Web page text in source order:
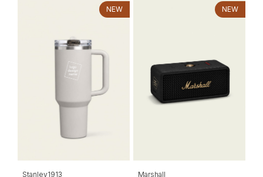
NEW
Stanley1913
NEW
Marshall